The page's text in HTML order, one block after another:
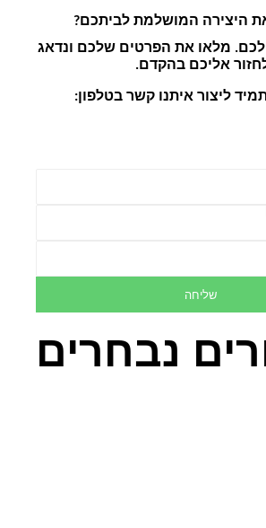
היצירה המושלמת לביתכם?
אליכם בהקדם.
ליצור איתנו קשר בטלפון:
שליחה
נבחרים